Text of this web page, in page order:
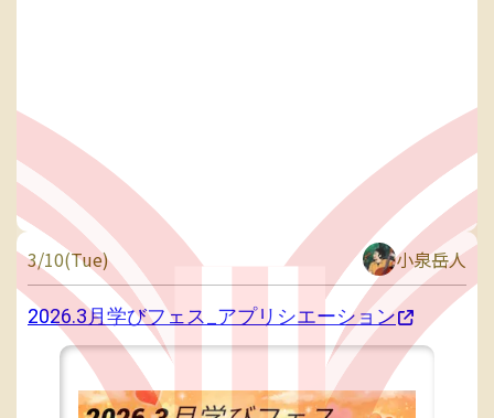
3/10(Tue) 小泉岳人
2026.3月学びフェス_アプリシエーション